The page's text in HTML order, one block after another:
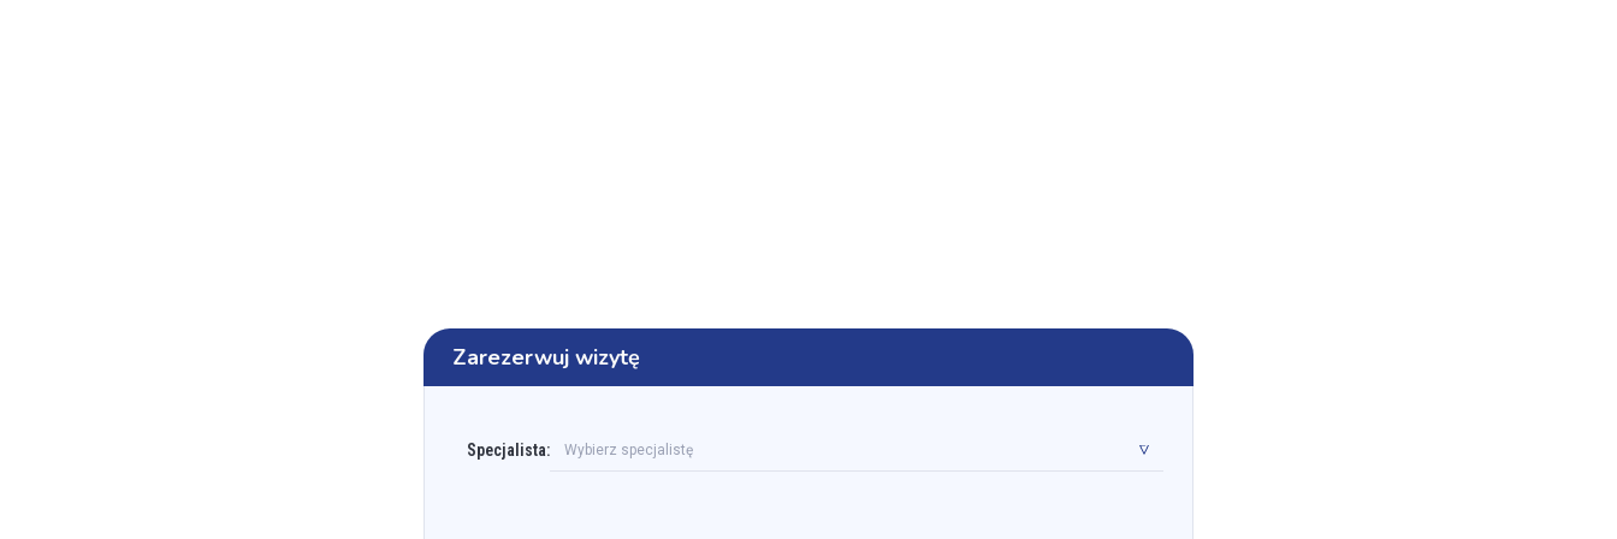
Zarezerwuj wizytę
Specjalista: Wybierz specjalistę